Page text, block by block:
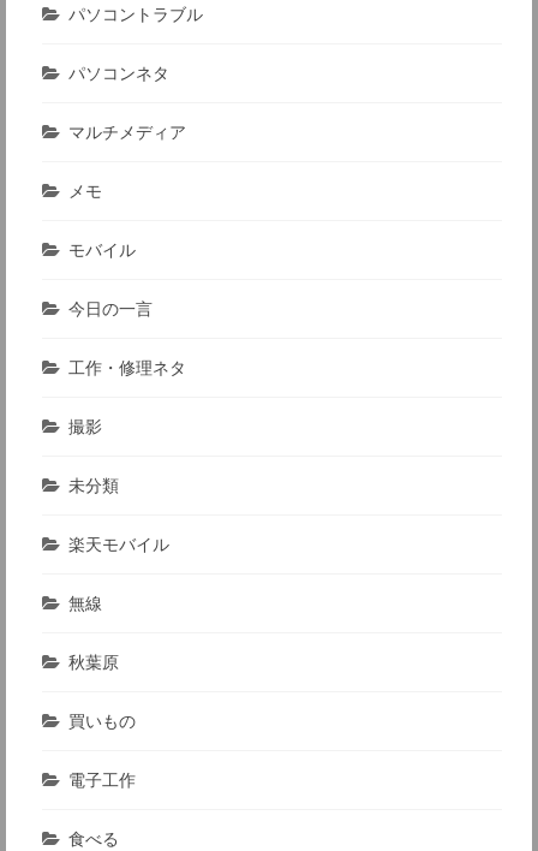
パソコントラブル
パソコンネタ
マルチメディア
メモ
モバイル
今日の一言
工作・修理ネタ
撮影
未分類
楽天モバイル
無線
秋葉原
買いもの
電子工作
食べる